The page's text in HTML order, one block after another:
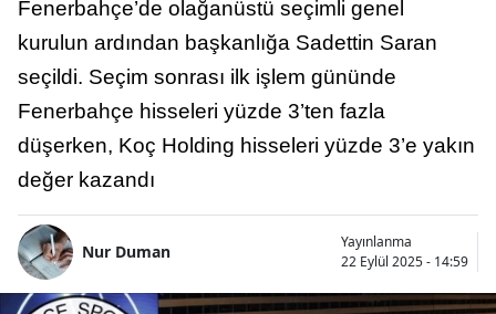
Fenerbahçe’de olağanüstü seçimli genel
kurulun ardından başkanlığa Sadettin Saran
seçildi. Seçim sonrası ilk işlem gününde
Fenerbahçe hisseleri yüzde 3’ten fazla
düşerken, Koç Holding hisseleri yüzde 3’e yakın
değer kazandı
Nur Duman
Yayınlanma
22 Eylül 2025 - 14:59